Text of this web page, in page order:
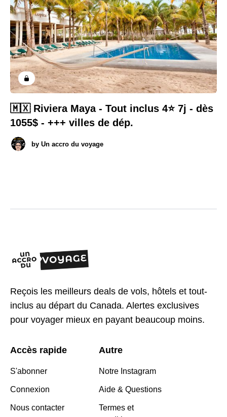
🇲🇽 Riviera Maya - Tout inclus 4⭐️ 7j - dès
1055$ - +++ villes de dép.
by Un accro du voyage
Reçois les meilleurs deals de vols, hôtels et tout-
inclus au départ du Canada. Alertes exclusives
pour voyager mieux en payant beaucoup moins.
Accès rapide
S'abonner
Connexion
Nous contacter
Autre
Notre Instagram
Aide & Questions
Termes et